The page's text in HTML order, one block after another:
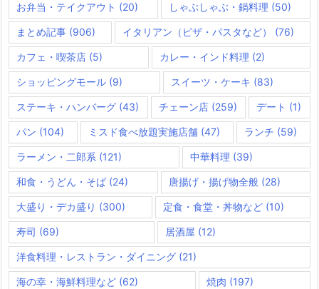
お弁当・テイクアウト (20) しゃぶしゃぶ・鍋料理 (50)
まとめ記事 (906) イタリアン（ピザ・パスタなど） (76)
カフェ・喫茶店 (5) カレー・インド料理 (2)
ショッピングモール (9) スイーツ・ケーキ (83)
ステーキ・ハンバーグ (43) チェーン店(259) デート (1)
パン (104) ミスド食べ放題実施店舗 (47) ランチ (59)
ラーメン・二郎系 (121) 中華料理 (39)
和食・うどん・そば (24) 唐揚げ・揚げ物全般 (28)
大盛り・デカ盛り (300) 定食・食堂・丼物など(10)
寿司 (69) 居酒屋 (12)
洋食料理・レストラン・ダイニング (21)
海の幸・海鮮料理など (62) 焼肉 (197)